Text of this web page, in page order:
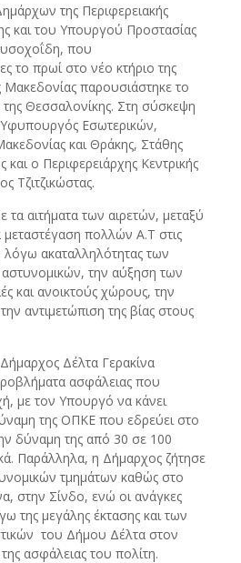
της Περιφερειακής
και του Υπουργού Προστασίας
που
το πρωί στο νέο κτήριο της
Μακεδονίας παρουσιάστηκε το
Θεσσαλονίκης. Στη σύσκεψη
Yφυπουργός Εσωτερικών,
και Θράκης, Στάθης
και ο Περιφερειάρχης Κεντρικής
Τζιτζικώστας.
αιτήματα των αιρετών, μεταξύ
μεταστέγαση πολλών Α.Τ στις
λόγω ακαταλληλότητας των
αστυνομικών, την αύξηση των
και ανοικτούς χώρους, την
αντιμετώπιση της βίας στους
Δέλτα Γερακίνα
ασφάλειας που
με τον Υπουργό να κάνει
της ΟΠΚΕ που εδρεύει στο
δύναμη της από 30 σε 100
Παράλληλα, η Δήμαρχος ζήτησε
τμημάτων καθώς στο
στην Σίνδο, ενώ οι ανάγκες
της μεγάλης έκτασης και των
του Δήμου Δέλτα στον
ασφάλειας του πολίτη.